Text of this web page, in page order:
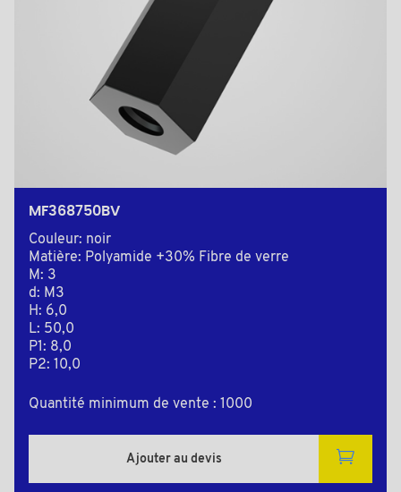
MF368750BV
Couleur: noir
Matière: Polyamide +30% Fibre de verre
M: 3
d: M3
H: 6,0
L: 50,0
P1: 8,0
P2: 10,0
Quantité minimum de vente : 1000
Ajouter au devis